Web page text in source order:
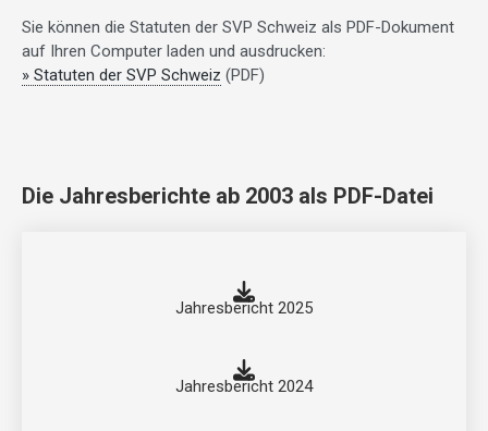
Sie können die Statuten der SVP Schweiz als PDF-Dokument
auf Ihren Computer laden und ausdrucken:
» Statuten der SVP Schweiz (PDF)
Die Jahresberichte ab 2003 als PDF-Datei
Jahresbericht 2025
Jahresbericht 2024